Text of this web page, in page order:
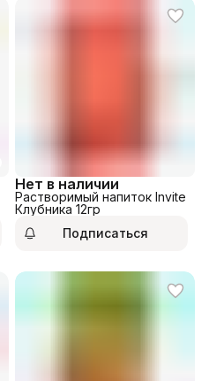
Нет в наличии
Растворимый напиток Invite
Клубника 12гр
Подписаться